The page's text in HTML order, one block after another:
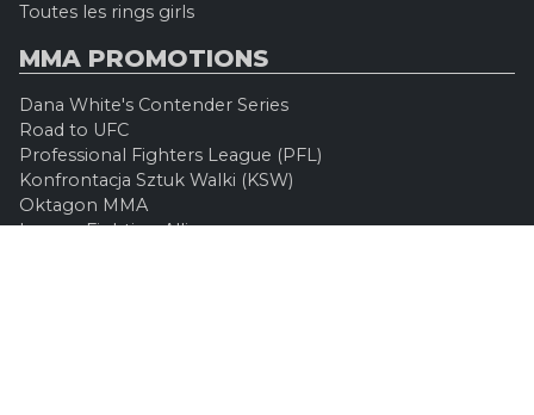
Toutes les rings girls
MMA PROMOTIONS
Dana White's Contender Series
Road to UFC
Professional Fighters League (PFL)
Konfrontacja Sztuk Walki (KSW)
Oktagon MMA
Legacy Fighting Alliance